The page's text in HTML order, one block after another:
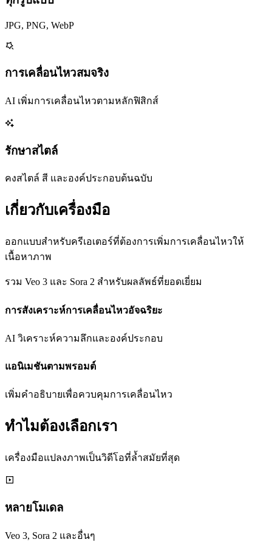
JPG, PNG, WebP
การเคลื่อนไหวสมจริง
AI เพิ่มการเคลื่อนไหวตามหลักฟิสิกส์
รักษาสไตล์
คงสไตล์ สี และองค์ประกอบต้นฉบับ
เกี่ยวกับเครื่องมือ
ออกแบบสำหรับครีเอเตอร์ที่ต้องการเพิ่มการเคลื่อนไหวให้
เนื้อหาภาพ
รวม Veo 3 และ Sora 2 สำหรับผลลัพธ์ที่ยอดเยี่ยม
การสังเคราะห์การเคลื่อนไหวอัจฉริยะ
AI วิเคราะห์ความลึกและองค์ประกอบ
แอนิเมชันตามพรอมต์
เพิ่มคำอธิบายเพื่อควบคุมการเคลื่อนไหว
ทำไมต้องเลือกเรา
เครื่องมือแปลงภาพเป็นวิดีโอที่ล้ำสมัยที่สุด
หลายโมเดล
Veo 3, Sora 2 และอื่นๆ